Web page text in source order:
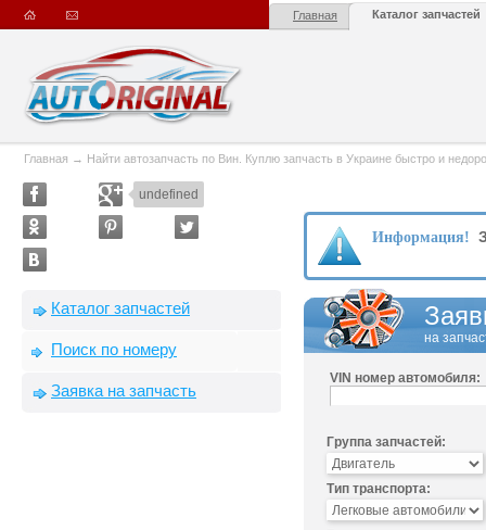
Главная Каталог запчастей
Главная → Найти автозапчасть по Вин. Куплю запчасть в Украине быстро и
undefined
Каталог запчастей
Поиск по номеру
Заявка на запчасть
Информация!
на
VIN номер автомобиля:
Группа запчастей:
Тип транспорта: